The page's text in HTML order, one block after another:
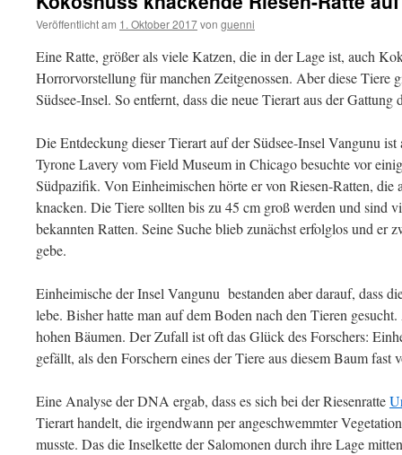
Veröffentlicht am 1. Oktober 2017von guenni
Eine Ratte, größer als viele Katzen, die in der Lage ist, auch
Horrorvorstellung für manchen Zeitgenossen. Aber diese Tiere
Südsee-Insel. So entfernt, dass die neue Tierart aus der
Die Entdeckung dieser Tierart auf der Südsee-Insel Vangunu
Tyrone Lavery vom Field Museum in Chicago besuchte vor
Südpazifik. Von Einheimischen hörte er von Riesen-Ratten, die
knacken. Die Tiere sollten bis zu 45 cm groß werden und sind
bekannten Ratten. Seine Suche blieb zunächst erfolglos und er
gebe.
Einheimische der Insel Vangunu bestanden aber darauf, dass
lebe. Bisher hatte man auf dem Boden nach den Tieren
hohen Bäumen. Der Zufall ist oft das Glück des Forschers:
gefällt, als den Forschern eines der Tiere aus diesem Baum fast
Eine Analyse der DNA ergab, dass es sich bei der Riesenratte
Tierart handelt, die irgendwann per angeschwemmter
musste. Das die Inselkette der Salomonen durch ihre Lage